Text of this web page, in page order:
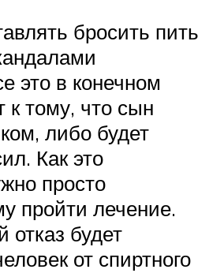
бросить пить
это в конечном
к тому, что сын
либо будет
Как это
просто
пройти лечение.
отказ будет
от спиртного